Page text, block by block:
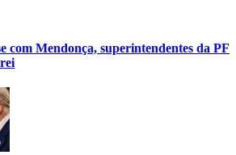
com Mendonça, superintendentes da PF